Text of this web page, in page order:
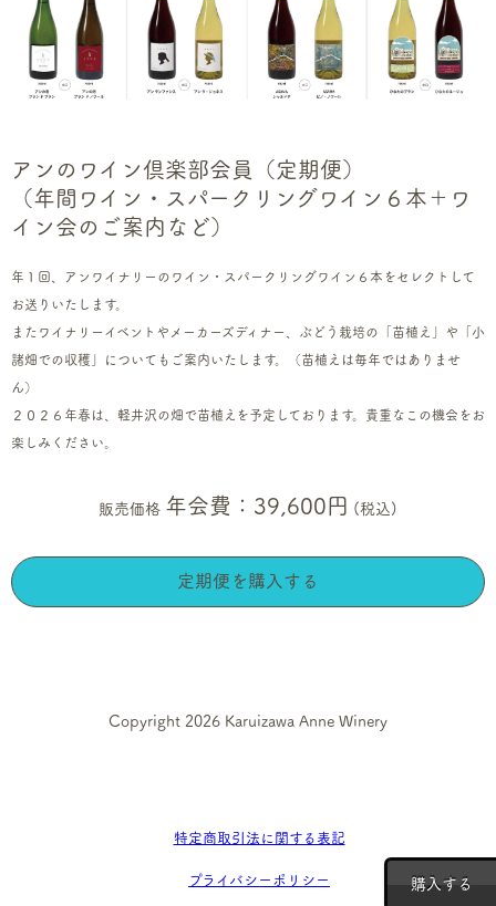
購入する
アンのワイン倶楽部会員（定期便）
（年間ワイン・スパークリングワイン６本＋ワ
イン会のご案内など）
年１回、アンワイナリーのワイン・スパークリングワイン６本をセレクトして
お送りいたします。
またワイナリーイベントやメーカーズディナー、ぶどう栽培の「苗植え」や「小
諸畑での収穫」についてもご案内いたします。（苗植えは毎年ではありませ
ん）
２０２６年春は、軽井沢の畑で苗植えを予定しております。貴重なこの機会をお
楽しみください。
販売価格 年会費：39,600円 (税込)
定期便を購入する
Copyright 2026 Karuizawa Anne Winery
特定商取引法に関する表記
プライバシーポリシー